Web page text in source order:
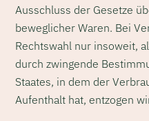
Ausschluss der Gesetze
beweglicher Waren. Bei
Rechtswahl nur insoweit,
durch zwingende
Staates, in dem der
Aufenthalt hat, entzogen